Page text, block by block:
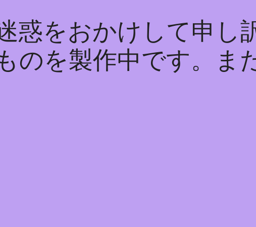
惑をおかけして申し
のを製作中です。ま